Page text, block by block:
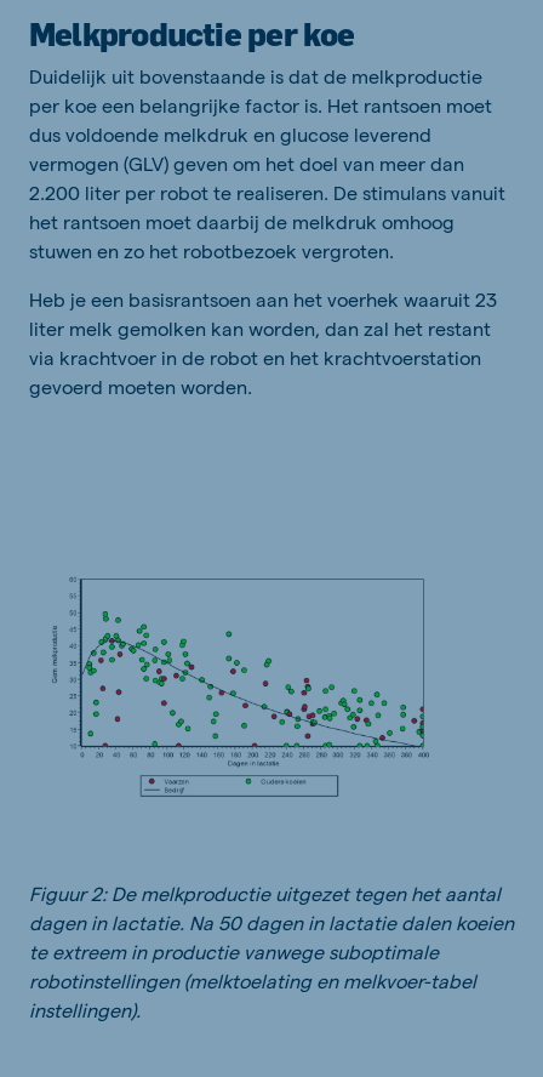
Melkproductie per koe
Duidelijk uit bovenstaande is dat de melkproductie
per koe een belangrijke factor is. Het rantsoen moet
dus voldoende melkdruk en glucose leverend
vermogen (GLV) geven om het doel van meer dan
2.200 liter per robot te realiseren. De stimulans vanuit
het rantsoen moet daarbij de melkdruk omhoog
stuwen en zo het robotbezoek vergroten.
Heb je een basisrantsoen aan het voerhek waaruit 23
liter melk gemolken kan worden, dan zal het restant
via krachtvoer in de robot en het krachtvoerstation
gevoerd moeten worden.
Figuur 2: De melkproductie uitgezet tegen het aantal
dagen in lactatie. Na 50 dagen in lactatie dalen koeien
te extreem in productie vanwege suboptimale
robotinstellingen (melktoelating en melkvoer-tabel
instellingen).